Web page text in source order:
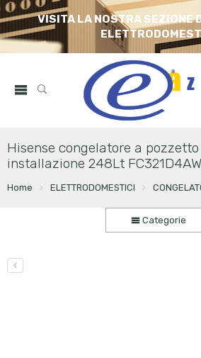
VISITA LA NOSTRA SEZIONE
Hisense congelatore a
installazione 248Lt
Home ELETTRODOMESTICI
Categorie